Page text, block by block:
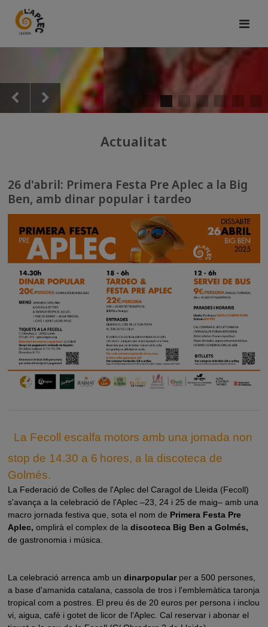
Actualitat
26 d'abril: Primera Festa Pre Aplec a la Big
Ben, amb dinar popular i tardeo
La Fecoll escalfa motors amb una jornada non
stop de 14.30 a 6 hores, a la discoteca de
Golmés.
La Federació de Colles de l'Aplec del Caragol de Lleida (Fecoll)
s'avança a la celebració de l'Aplec –23, 24 i 25 de maig– amb una
macro jornada festiva que, sota el nom de Primera Festa Pre
Aplec,omplirà el complex de ladiscoteca Big Ben a Golmés,
de gastronomia i música.
La celebració arrenca amb undinarpopularper a 500 persones,
a base d'amanida catalana, cassola de tros i l'emblemàtica taronja
tropical com a postres. El preu és de 20 euros per persona i inclou
vi, aigua, cafè i gotet de licor de l'Aplec. Cal reservar i abonar el